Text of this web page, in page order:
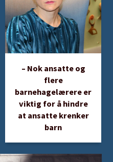
– Nok ansatte og
flere
barnehagelærere er
viktig for å hindre
at ansatte krenker
barn